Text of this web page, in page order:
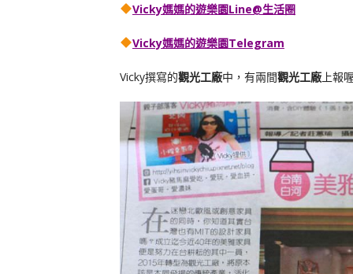
Vicky媽媽的遊樂園Line@生活圈
Vicky媽媽的遊樂園Telegram
Vicky撰寫的觀光工廠中，有兩間觀光工廠 上報